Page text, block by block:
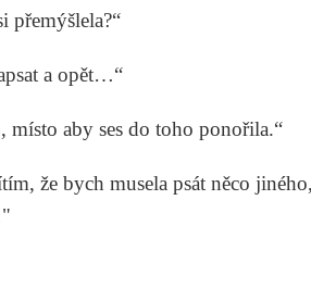
přemýšlela?“
a opět…“
místo aby ses do toho ponořila.“
že bych musela psát něco